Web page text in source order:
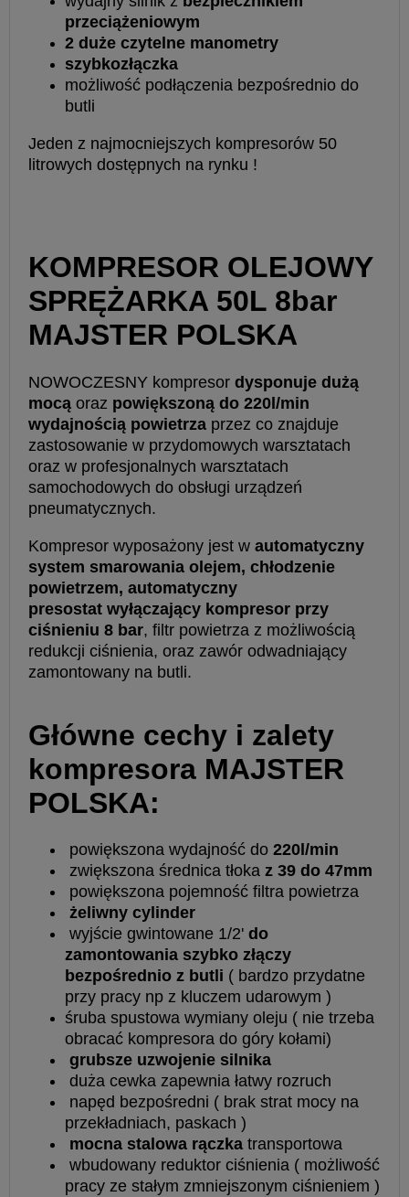
przeciążeniowym
2 duże czytelne manometry
szybkozłączka
możliwość podłączenia bezpośrednio do
butli
Jeden z najmocniejszych kompresorów 50
litrowych dostępnych na rynku !
KOMPRESOR OLEJOWY
SPRĘŻARKA 50L 8bar
MAJSTER POLSKA
NOWOCZESNY kompresor dysponuje dużą
mocą oraz powiększoną do 220l/min
wydajnością powietrza przez co znajduje
zastosowanie w przydomowych warsztatach
oraz w profesjonalnych warsztatach
samochodowych do obsługi urządzeń
pneumatycznych.
Kompresor wyposażony jest w automatyczny
system smarowania olejem, chłodzenie
powietrzem, automatyczny
presostat wyłączający kompresor przy
ciśnieniu 8 bar, filtr powietrza z możliwością
redukcji ciśnienia, oraz zawór odwadniający
zamontowany na butli.
Główne cechy i zalety
kompresora MAJSTER
POLSKA:
powiększona wydajność do 220l/min
zwiększona średnica tłoka z 39 do 47mm
powiększona pojemność filtra powietrza
żeliwny cylinder
wyjście gwintowane 1/2' do
zamontowania szybko złączy
bezpośrednio z butli ( bardzo przydatne
przy pracy np z kluczem udarowym )
śruba spustowa wymiany oleju ( nie trzeba
obracać kompresora do góry kołami)
grubsze uzwojenie silnika
duża cewka zapewnia łatwy rozruch
napęd bezpośredni ( brak strat mocy na
przekładniach, paskach )
mocna stalowa rączka transportowa
wbudowany reduktor ciśnienia ( możliwość
pracy ze stałym zmniejszonym ciśnieniem )